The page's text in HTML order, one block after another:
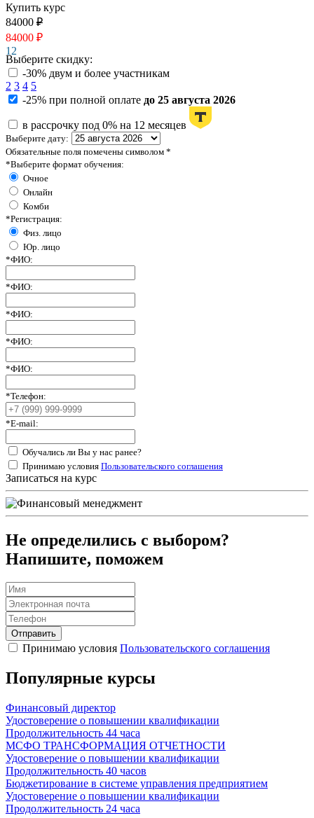
Купить курс
84000 ₽
84000 ₽
12
Выберите скидку:
-30% двум и более участникам
2 3 4 5
-25% при полной оплате до 25 августа 2026
в рассрочку под 0% на 12 месяцев
Выберите дату:
Обязательные поля помечены символом *
*Выберите формат обучения:
Очное
Онлайн
Комби
*Регистрация:
Физ. лицо
Юр. лицо
*ФИО:
*ФИО:
*ФИО:
*ФИО:
*ФИО:
*Телефон:
*E-mail:
Обучались ли Вы у нас ранее?
Принимаю условия Пользовательского соглашения
Записаться на курс
Не определились с выбором?
Напишите, поможем
Отправить
Принимаю условия Пользовательского соглашения
Популярные курсы
Финансовый директор
Удостоверение о повышении квалификации
Продолжительность 44 часа
МСФО ТРАНСФОРМАЦИЯ ОТЧЕТНОСТИ
Удостоверение о повышении квалификации
Продолжительность 40 часов
Бюджетирование в системе управления предприятием
Удостоверение о повышении квалификации
Продолжительность 24 часа